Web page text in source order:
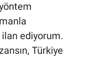
ilan ediyorum.
Türkiye